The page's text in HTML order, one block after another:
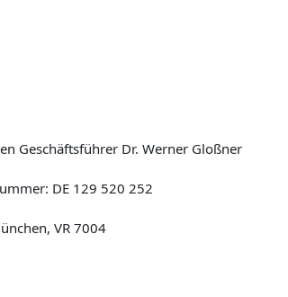
Geschäftsführer Dr. Werner Gloßner
DE 129 520 252
VR 7004